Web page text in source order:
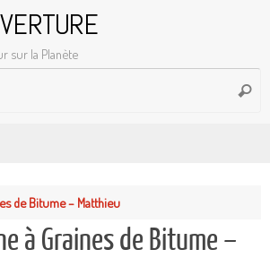
sur la Planète
de Bitume – Matthieu
à Graines de Bitume –